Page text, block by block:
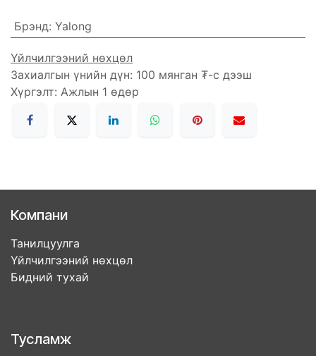
Брэнд: Yalong
Үйлчилгээний нөхцөл
Захиалгын үнийн дүн: 100 мянган ₮-с дээш
Хүргэлт: Ажлын 1 өдөр
Компани
Танилцуулга
Үйлчилгээний нөхцөл
Бидний тухай
Тусламж